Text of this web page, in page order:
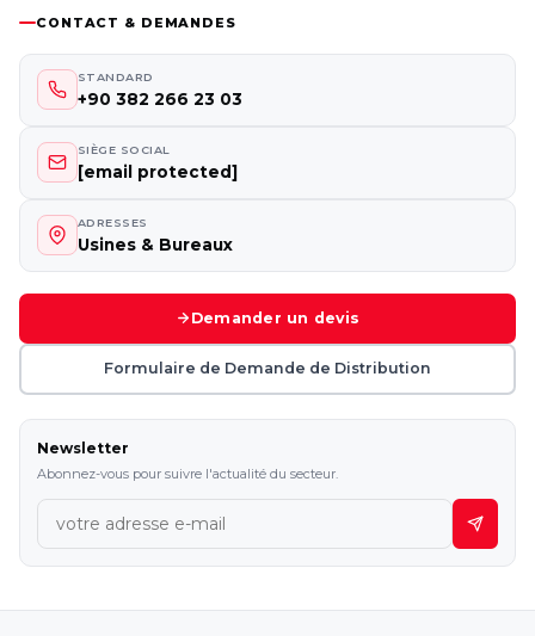
CONTACT & DEMANDES
STANDARD
+90 382 266 23 03
SIÈGE SOCIAL
[email protected]
ADRESSES
Usines & Bureaux
Demander un devis
Formulaire de Demande de Distribution
Newsletter
Abonnez-vous pour suivre l'actualité du secteur.